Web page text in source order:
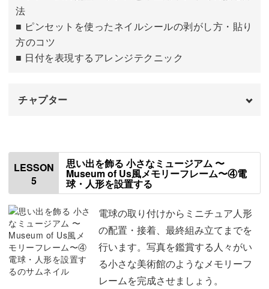
法
■ ピンセットを使ったネイルシールの剥がし方・貼り
方のコツ
■ 日付を表現するアレンジテクニック
チャプター
壁紙の背景紙を貼る
壁紙にフレームを配置する
数字のシールを貼る 08:48
LESSON
5
思い出を飾る 小さなミュージアム 〜
Museum of Us風メモリーフレーム〜④電
球・人形を設置する
電球の取り付けからミニチュア人形
の配置・接着、最終組み立てまでを
行います。写真を鑑賞する人々がい
る小さな美術館のようなメモリーフ
レームを完成させましょう。